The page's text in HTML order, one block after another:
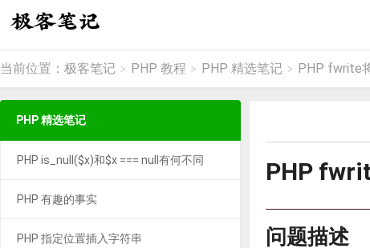
当前位置： 极客笔记 > PHP 教程 > PHP 精选笔记 > PHP fwrite
PHP
问题描述
PHP 精选笔记
PHP is_null($x)和$x === null有何不同
PHP 有趣的事实
PHP 指定位置插入字符串